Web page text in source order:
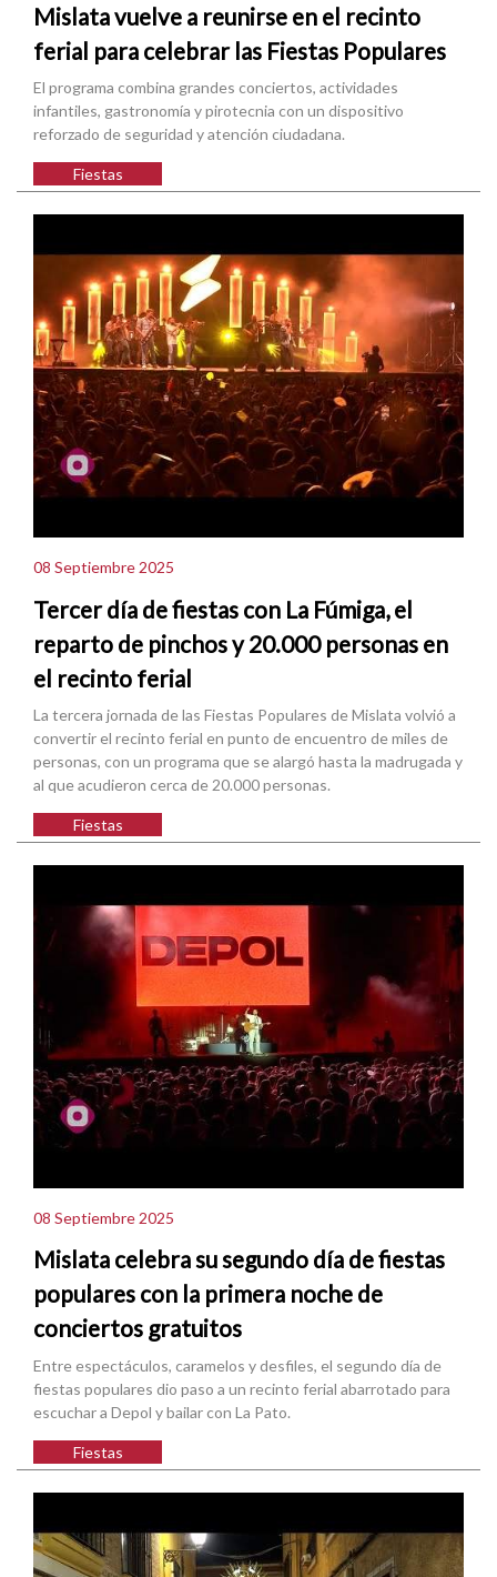
Mislata vuelve a reunirse en el recinto
ferial para celebrar las Fiestas Populares
El programa combina grandes conciertos, actividades
infantiles, gastronomía y pirotecnia con un dispositivo
reforzado de seguridad y atención ciudadana.
Fiestas
08 Septiembre 2025
Tercer día de fiestas con La Fúmiga, el
reparto de pinchos y 20.000 personas en
el recinto ferial
La tercera jornada de las Fiestas Populares de Mislata volvió a
convertir el recinto ferial en punto de encuentro de miles de
personas, con un programa que se alargó hasta la madrugada y
al que acudieron cerca de 20.000 personas.
Fiestas
08 Septiembre 2025
Mislata celebra su segundo día de fiestas
populares con la primera noche de
conciertos gratuitos
Entre espectáculos, caramelos y desfiles, el segundo día de
fiestas populares dio paso a un recinto ferial abarrotado para
escuchar a Depol y bailar con La Pato.
Fiestas